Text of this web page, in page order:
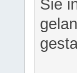
Sie